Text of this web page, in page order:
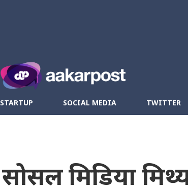
STARTUP SOCIAL MEDIA TWITTER
सोसल मिडिया